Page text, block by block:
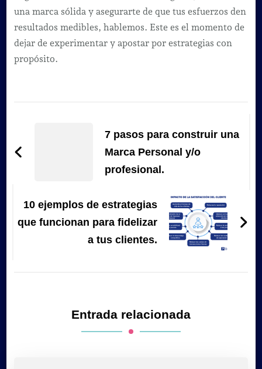
una marca sólida y asegurarte de que tus esfuerzos den
resultados medibles, hablemos. Este es el momento de
dejar de experimentar y apostar por estrategias con
propósito.
entradas
7 pasos para construir una
Marca Personal y/o
profesional.
10 ejemplos de estrategias
que funcionan para fidelizar
a tus clientes.
Entrada relacionada